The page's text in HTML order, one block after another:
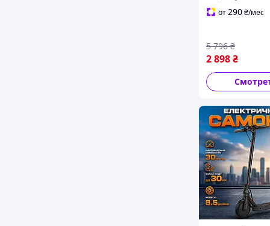
кроссовки Nike
от290₴/мес
2 898₴
5 796 ₴